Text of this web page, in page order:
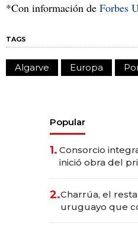
*Con información de Forbes
TAGS
Algarve Europa
Popular
1. Consorcio
inició obra del
millones
2.Charrúa, el
uruguayo que